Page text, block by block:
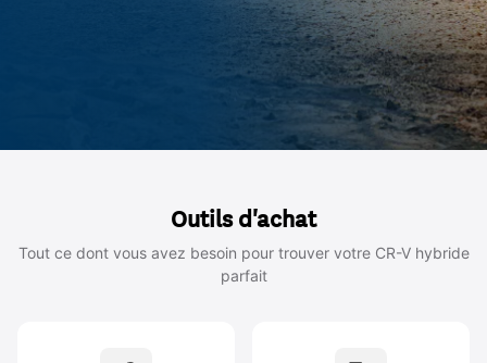
Outils d'achat
Tout ce dont vous avez besoin pour trouver votre CR-V hybride
parfait